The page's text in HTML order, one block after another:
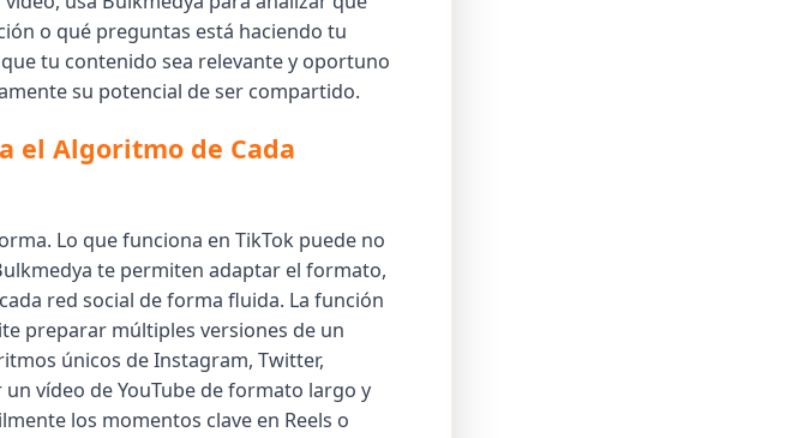
o qué preguntas está haciendo tu
tu contenido sea relevante y oportuno
su potencial de ser compartido.
el Algoritmo de Cada
Lo que funciona en TikTok puede no
te permiten adaptar el formato,
red social de forma fluida. La función
preparar múltiples versiones de un
únicos de Instagram, Twitter,
vídeo de YouTube de formato largo y
los momentos clave en Reels o